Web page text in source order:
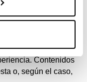
ESTE
la pintura. El
Contenidos
o, según el caso,